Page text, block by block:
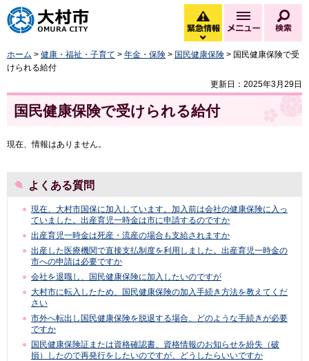
大村市
緊急情報
緊急情報を開く
メニュー
ホーム > 健康・福祉・子育て > 年金・保険 > 国民健康保険 > 国民健康保険で受
けられる給付
更新日：2025年3月29日
国民健康保険で受けられる給付
現在、情報はありません。
よくある質問
現在、大村市国保に加入しています。加入前は会社の健康保険に入っ
ていました。出産育児一時金は市に申請するのですか
出産育児一時金は死産・流産の場合も支給されますか
出産した医療機関で直接支払制度を利用しました。出産育児一時金の
市への申請は必要ですか
会社を退職し、国民健康保険に加入したいのですが
大村市に転入したため、国民健康保険の加入手続き方法を教えてくだ
さい
市外へ転出し国民健康保険を脱退する場合、どのような手続きが必要
ですか
国民健康保険証または資格確認書、資格情報のお知らせを紛失（破
損）したので再発行をしたいのですが、どうしたらいいですか